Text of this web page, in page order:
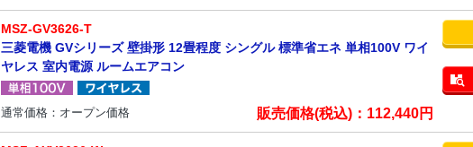
MSZ-GV3626-T
三菱電機 GVシリーズ 壁掛形 12畳程度 シングル 標準省エネ 単相100V ワイ
ヤレス 室内電源 ルームエアコン
通常価格：オープン価格 販売価格(税込)： 112,440円